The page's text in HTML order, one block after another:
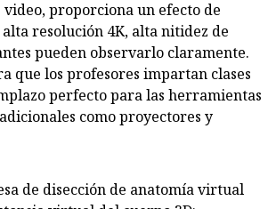
video, proporciona un efecto de
resolución 4K, alta nitidez de
pueden observarlo claramente.
que los profesores impartan clases
perfecto para las herramientas
como proyectores y
de disección de anatomía virtual